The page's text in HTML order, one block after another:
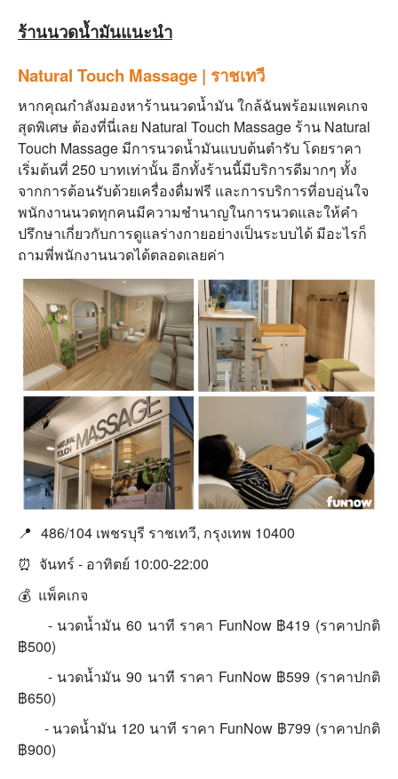
ร้านนวดนํ้ามันแนะนำ
Natural Touch Massage | ราชเทวี
หากคุณกำลังมองหาร้านนวดนํ้ามัน ใกล้ฉันพร้อมแพคเกจ
สุดพิเศษ ต้องที่นี่เลย Natural Touch Massage ร้าน Natural
Touch Massage มีการนวดน้ำมันแบบต้นตำรับ โดยราคา
เริ่มต้นที่ 250 บาทเท่านั้น อีกทั้งร้านนี้มีบริการดีมากๆ ทั้ง
จากการต้อนรับด้วยเครื่องดื่มฟรี และการบริการที่อบอุ่นใจ
พนักงานนวดทุกคนมีความชำนาญในการนวดและให้คำ
ปรึกษาเกี่ยวกับการดูแลร่างกายอย่างเป็นระบบได้ มีอะไรก็
ถามพี่พนักงานนวดได้ตลอดเลยค่า
📍 486/104 เพชรบุรี ราชเทวี, กรุงเทพ 10400
⏰ จันทร์ - อาทิตย์ 10:00-22:00
💰 แพ็คเกจ
- นวดนํ้ามัน 60 นาที ราคา FunNow ฿419 (ราคาปกติ
฿500)
- นวดนํ้ามัน 90 นาที ราคา FunNow ฿599 (ราคาปกติ
฿650)
- นวดนํ้ามัน 120 นาที ราคา FunNow ฿799 (ราคาปกติ
฿900)